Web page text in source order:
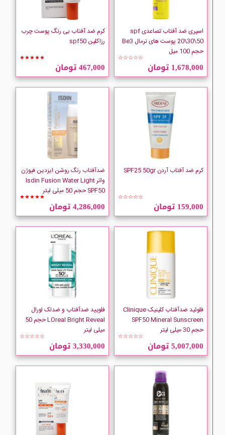
اسپری ضد آفتاب تصاعدی spf
20\30\50 پوست های نرمال Be3
حجم 100 میل
☆☆☆☆☆
1,678,000 تومان
کرم ضد آفتاب بی رنگ پوست چرب
رزاکلین spf50
★★★★★
467,000 تومان
کرم ضد آفتاب آردن SPF25 50gr
☆☆☆☆☆
159,000 تومان
ضدآفتاب رنگ روشن ایزدین فیوژن
واتر Isdin Fusion Water Light
SPF50 حجم 50 میلی لیتر
★★★★★
4,286,000 تومان
فلوئید ضدآفتاب کلینیک Clinique
SPF50 Mineral Sunscreen
حجم 30 میلی لیتر
☆☆☆☆☆
5,007,000 تومان
فلویید ضدآفتاب و ضدلک لورال
LOreal Bright Reveal حجم 50
میلی لیتر
☆☆☆☆☆
3,330,000 تومان